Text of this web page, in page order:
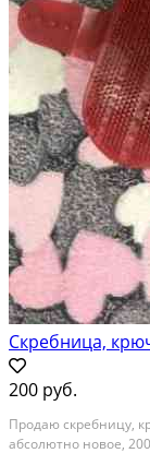
Скребница,
200 руб.
Продаю скребницу,
абсолютно новое,